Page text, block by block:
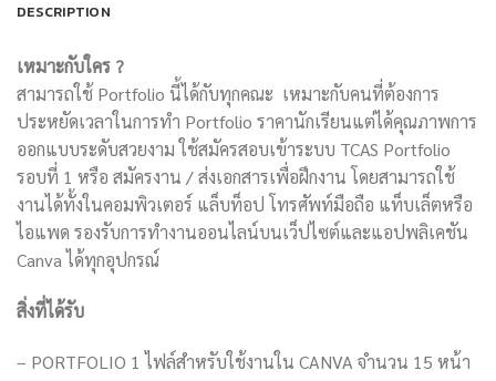
DESCRIPTION
เหมาะกับใคร ?
สามารถใช้ Portfolio นี้ได้กับทุกคณะ เหมาะกับคนที่ต้องการ
ประหยัดเวลาในการทำ Portfolio ราคานักเรียนแต่ได้คุณภาพการ
ออกแบบระดับสวยงาม ใช้สมัครสอบเข้าระบบ TCAS Portfolio
รอบที่ 1 หรือ สมัครงาน / ส่งเอกสารเพื่อฝึกงาน โดยสามารถใช้
งานได้ทั้งในคอมพิวเตอร์ แล็บท็อป โทรศัพท์มือถือ แท็บเล็ตหรือ
ไอแพด รองรับการทำงานออนไลน์บนเว็ปไซต์และแอปพลิเคชัน
Canva ได้ทุกอุปกรณ์
สิ่งที่ได้รับ
– PORTFOLIO 1 ไฟล์สำหรับใช้งานใน CANVA จำนวน 15 หน้า